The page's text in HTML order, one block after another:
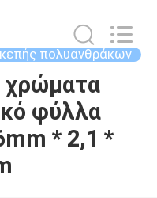
πολυανθράκων
χρώματα
φύλλα
* 2,1 *